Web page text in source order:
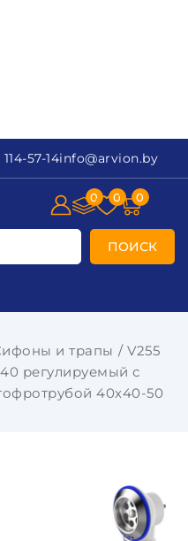
114-57-14info@arvion.by
ПОИСК
0 0 0
и трапы
V255
регулируемый с
40х40-50